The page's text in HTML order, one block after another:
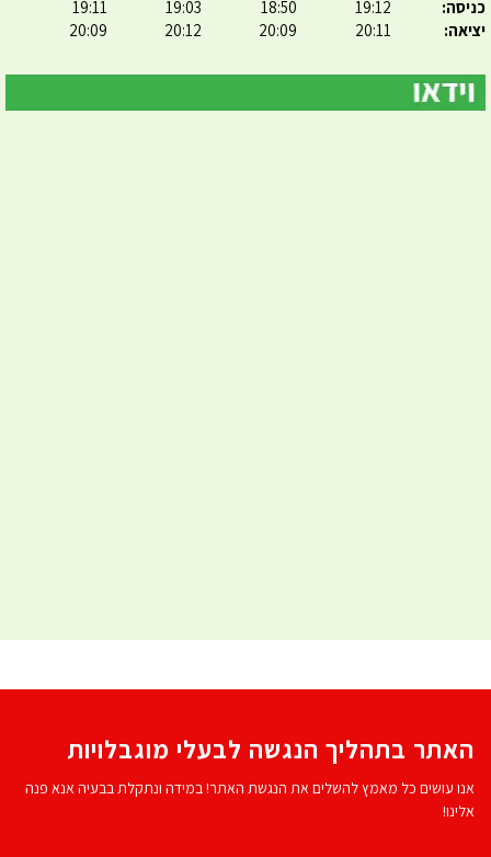
כניסה:
יציאה:
19:12
20:11
18:50
20:09
19:03
20:12
19:11
20:09
האתר בתהליך הנגשה לבעלי מוגבלויות
אנו עושים כל מאמץ להשלים את הנגשת האתר! במידה ונתקלת בבעיה אנא פנה
אלינו!